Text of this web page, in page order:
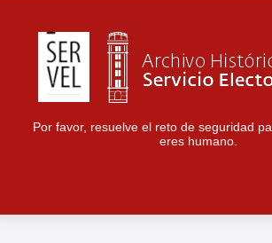
Por favor, resuelve el reto de seguridad
eres humano.